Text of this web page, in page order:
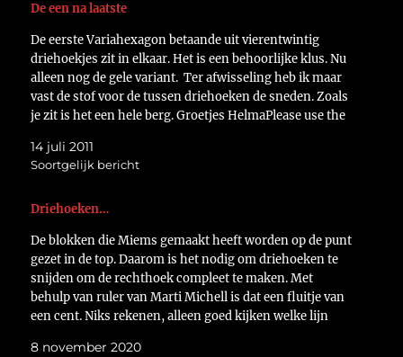
De een na laatste
De eerste Variahexagon betaande uit vierentwintig
driehoekjes zit in elkaar. Het is een behoorlijke klus. Nu
alleen nog de gele variant. Ter afwisseling heb ik maar
vast de stof voor de tussen driehoeken de sneden. Zoals
je zit is het een hele berg. Groetjes HelmaPlease use the
14 juli 2011
Soortgelijk bericht
Driehoeken…
De blokken die Miems gemaakt heeft worden op de punt
gezet in de top. Daarom is het nodig om driehoeken te
snijden om de rechthoek compleet te maken. Met
behulp van ruler van Marti Michell is dat een fluitje van
een cent. Niks rekenen, alleen goed kijken welke lijn
8 november 2020